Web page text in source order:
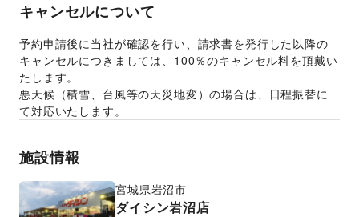
キャンセルについて
予約申請後に当社が確認を行い、請求書を発行した以降の
キャンセルにつきましては、100％のキャンセル料を頂戴い
たします。
悪天候（積雪、台風等の天災地変）の場合は、日程振替に
て対応いたします。
施設情報
宮城県岩沼市
ダイシン岩沼店